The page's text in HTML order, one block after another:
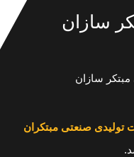
سازان
تولیدی صنعتی مبتکران